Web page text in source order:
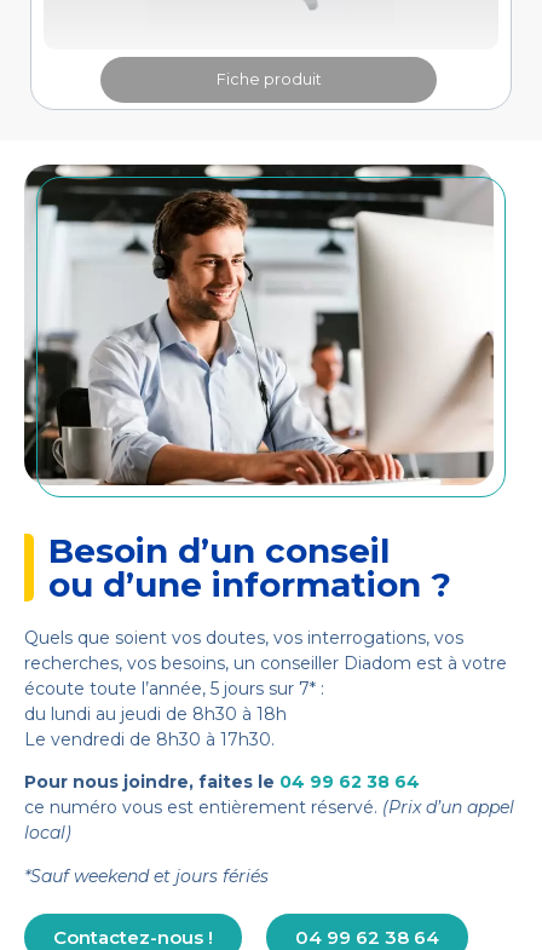
Fiche produit
Besoin d’un conseil
ou d’une information ?
Quels que soient vos doutes, vos interrogations, vos
recherches, vos besoins, un conseiller Diadom est à votre
écoute toute l’année, 5 jours sur 7* :
du lundi au jeudi de 8h30 à 18h
Le vendredi de 8h30 à 17h30.
Pour nous joindre, faites le 04 99 62 38 64
ce numéro vous est entièrement réservé. (Prix d’un appel
local)
*Sauf weekend et jours fériés
Contactez-nous ! 04 99 62 38 64